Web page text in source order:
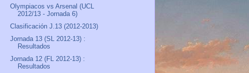
Olympiacos vs Arsenal (UCL
2012/13 - Jornada 6)
Clasificación J.13 (2012-2013)
Jornada 13 (SL 2012-13) :
Resultados
Jornada 12 (FL 2012-13) :
Resultados